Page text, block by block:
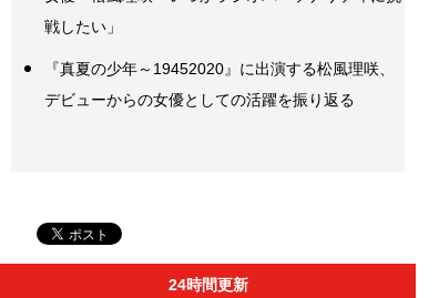
戦したい」
『真夏の少年～19452020』に出演する松風理咲、
デビューからの女優としての活躍を振り返る
24時間更新